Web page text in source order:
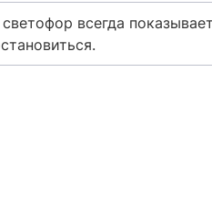
всегда